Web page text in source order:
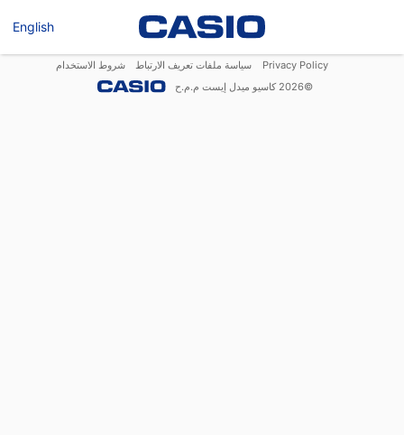
English
Privacy Policy سياسة ملفات تعريف الارتباط
شروط الاستخدام
©
2026 كاسيو ميدل إيست م.م.ح